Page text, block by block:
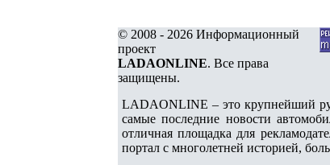
© 2008 - 2026 Информационный
проект
LADAONLINE. Все права
защищены.
LADAONLINE – это крупнейший
самые последние новости
отличная площадка для
портал с многолетней историей,